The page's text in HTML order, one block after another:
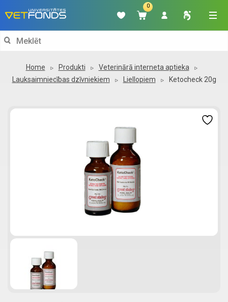
0
Search
Home Produkti
Veterinārā interneta aptieka
Lauksaimniecības dzīvniekiem
Liellopiem Ketocheck 20g